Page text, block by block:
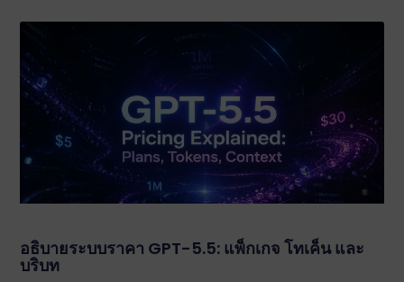
อธิบายระบบราคา GPT-5.5: แพ็กเกจ โทเค็น และ
บริบท